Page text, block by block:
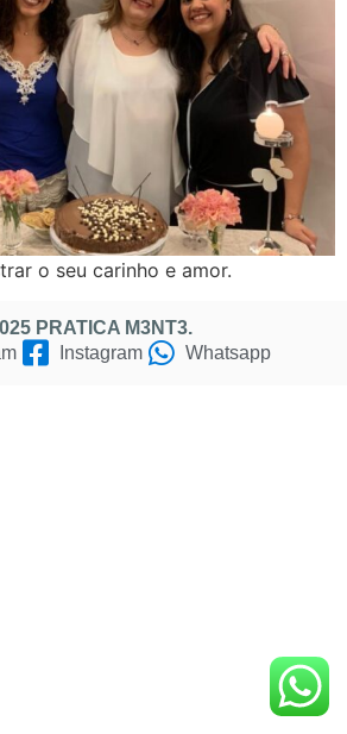
o seu carinho e amor.
PRATICA M3NT3.
Instagram Whatsapp